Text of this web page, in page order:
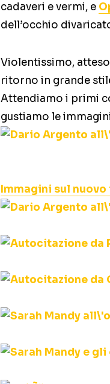
cadaveri e vermi, e
dell’occhio
Violentissimo,
ritorno in grande
Attendiamo i primi
gustiamo le
Immagini sul